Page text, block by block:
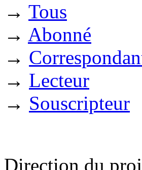
→ Tous
→ Abonné
→
→ Lecteur
→ Souscripteur
Direction du